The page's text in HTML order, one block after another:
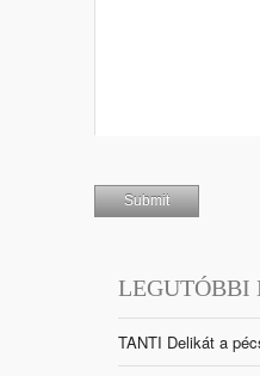
LEGUTÓBBI
TANTI Delikát a